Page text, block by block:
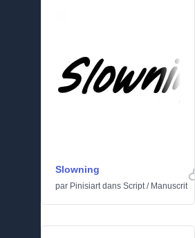
Slowning
par Pinisiartdans Script/ Manuscrit